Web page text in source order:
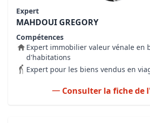
Expert
MAHDOUI GREGORY
Compétences
Expert immobilier valeur vénale en
d'habitations
Expert pour les biens vendus en
Consulter la fiche de